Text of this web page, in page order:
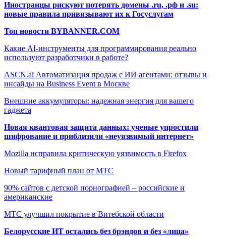
Иностранцы рискуют потерять домены .ru, .рф и .su:
новые правила привязывают их к Госуслугам
Топ новости BYBANNER.COM
Какие AI-инструменты для программирования реально
используют разработчики в работе?
ASCN.ai Автоматизация продаж с ИИ агентами: отзывы и
инсайды на Business Event в Москве
Внешние аккумуляторы: надежная энергия для вашего
гаджета
Новая квантовая защита данных: ученые упростили
шифрование и приблизили «неуязвимый интернет»
Mozilla исправила критическую уязвимость в Firefox
Новый тарифный план от МТС
90% сайтов с детской порнографией – российские и
американские
МТС улучшил покрытие в Витебской области
Белорусские ИТ остались без брэндов и без «лица»